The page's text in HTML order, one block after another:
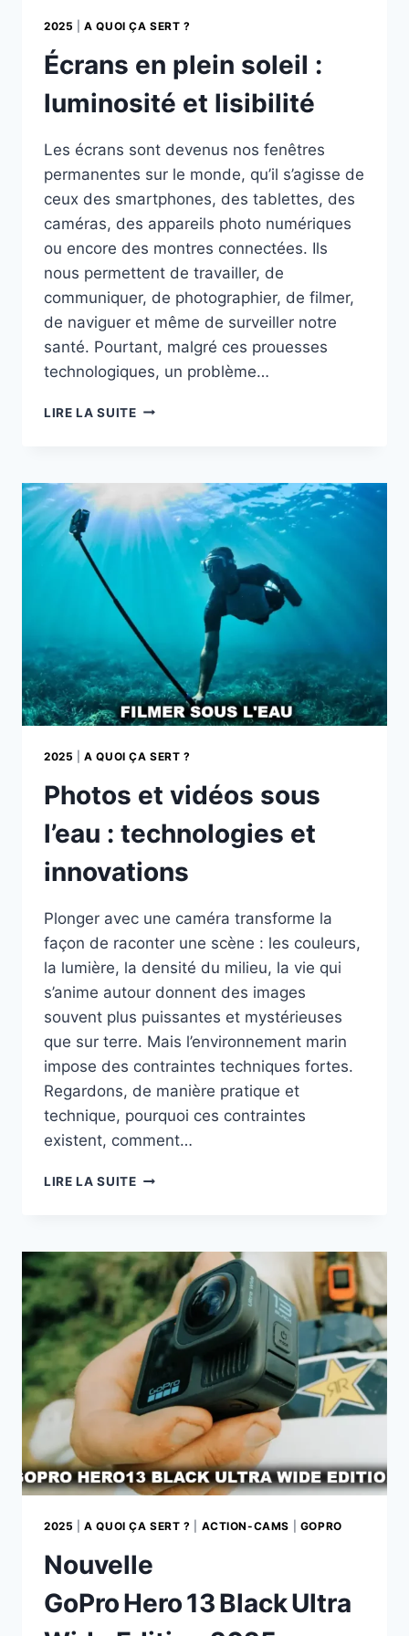
2025 |A QUOI ÇA SERT ?
Écrans en plein soleil :
luminosité et lisibilité
Les écrans sont devenus nos fenêtres
permanentes sur le monde, qu’il s’agisse de
ceux des smartphones, des tablettes, des
caméras, des appareils photo numériques
ou encore des montres connectées. Ils
nous permettent de travailler, de
communiquer, de photographier, de filmer,
de naviguer et même de surveiller notre
santé. Pourtant, malgré ces prouesses
technologiques, un problème…
LIRE LA SUITEÉCRANS
:
LUMINOSITÉ
ET
LISIBILITÉ
2025 |A QUOI ÇA SERT ?
Photos et vidéos sous
l’eau : technologies et
innovations
Plonger avec une caméra transforme la
façon de raconter une scène : les couleurs,
la lumière, la densité du milieu, la vie qui
s’anime autour donnent des images
souvent plus puissantes et mystérieuses
que sur terre. Mais l’environnement marin
impose des contraintes techniques fortes.
Regardons, de manière pratique et
technique, pourquoi ces contraintes
existent, comment…
LIRE LA SUITEPHOTOS
L’EAU
:
TECHNOLOGIES
ET
INNOVATIONS
2025 |A QUOI ÇA SERT ? ACTION-CAMS GOPRO
Nouvelle
GoPro Hero 13 Black Ultra